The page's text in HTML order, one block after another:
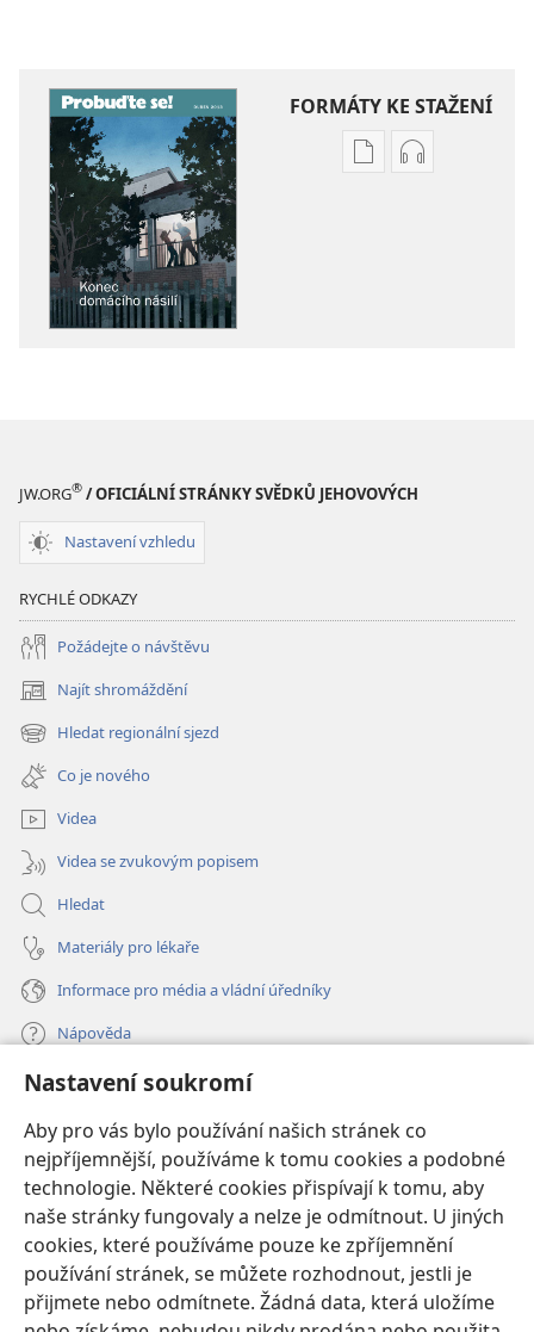
Nastavení soukromí
Aby pro vás bylo používání našich stránek co
nejpříjemnější, používáme k tomu cookies a podobné
technologie. Některé cookies přispívají k tomu, aby
naše stránky fungovaly a nelze je odmítnout. U jiných
cookies, které používáme pouze ke zpříjemnění
používání stránek, se můžete rozhodnout, jestli je
přijmete nebo odmítnete. Žádná data, která uložíme
FORMÁTY KE STAŽENÍ
FormátyFormáty
JW.ORG® / OFICIÁLNÍ STRÁNKY SVĚDKŮ JEHOVOVÝCH
Nastavení vzhledu
RYCHLÉ ODKAZY
Požádejte o návštěvu
Najít shromáždění
(otevřeno
nové
okno)
Hledat regionální sjezd
(otevřeno
nové
okno)
Co je nového
Videa
Videa se zvukovým popisem
Hledat
Materiály pro lékaře
Informace pro média a vládní úředníky
Nápověda
Dary
nové
okno) ONLINE KNIHOVNA Strážné věže
(otevřeno
nové
okno)JW Hub®
(otevřeno
nové
okno)JW Library
Watchtower Library